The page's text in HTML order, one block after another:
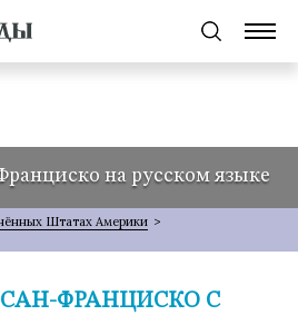
на русском языке
Штатах Америки >
ФРАНЦИСКО С